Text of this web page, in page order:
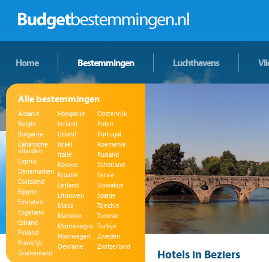
Home Bestemmingen Luchthavens
Alle bestemmingen
Albanië
België
Bulgarije
Canarische
eilanden
Cyprus
Denemarken
Duitsland
Egypte
Emiraten
Engeland
Estland
Finland
Frankrijk
Griekenland
Hongarije
Ierland
IJsland
Israël
Italië
Kosovo
Kroatië
Letland
Litouwen
Malta
Marokko
Montenegro
Noorwegen
Oekraïne
Oostenrijk
Polen
Portugal
Roemenië
Rusland
Schotland
Servië
Slowakije
Spanje
Tsjechië
Tunesië
Turkije
Zweden
Zwitserland
Hotels in Beziers